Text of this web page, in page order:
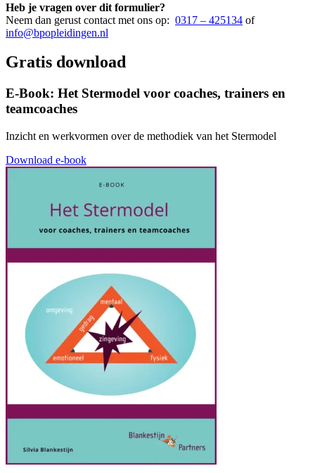
Heb je vragen over dit formulier?
Neem dan gerust contact met ons op: 0317 – 425134 of
info@bpopleidingen.nl
Gratis download
E-Book: Het Stermodel voor coaches, trainers en
teamcoaches
Inzicht en werkvormen over de methodiek van het Stermodel
Download e-book